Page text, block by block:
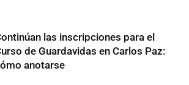
las inscripciones para el
de Guardavidas en Carlos Paz:
anotarse